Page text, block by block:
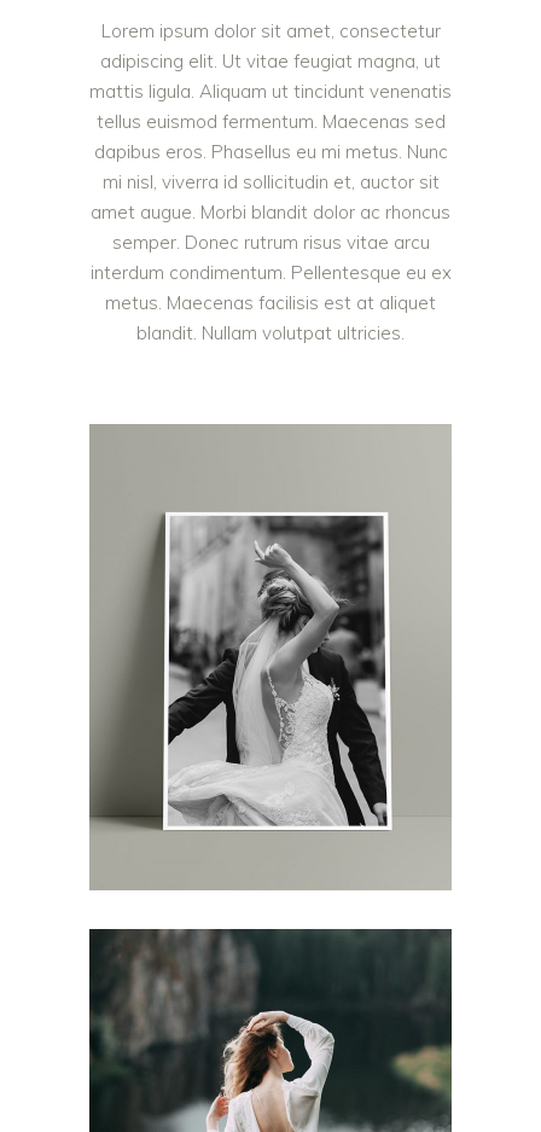
Lorem ipsum dolor sit amet, consectetur
adipiscing elit. Ut vitae feugiat magna, ut
mattis ligula. Aliquam ut tincidunt venenatis
tellus euismod fermentum. Maecenas sed
dapibus eros. Phasellus eu mi metus. Nunc
mi nisl, viverra id sollicitudin et, auctor sit
amet augue. Morbi blandit dolor ac rhoncus
semper. Donec rutrum risus vitae arcu
interdum condimentum. Pellentesque eu ex
metus. Maecenas facilisis est at aliquet
blandit. Nullam volutpat ultricies.